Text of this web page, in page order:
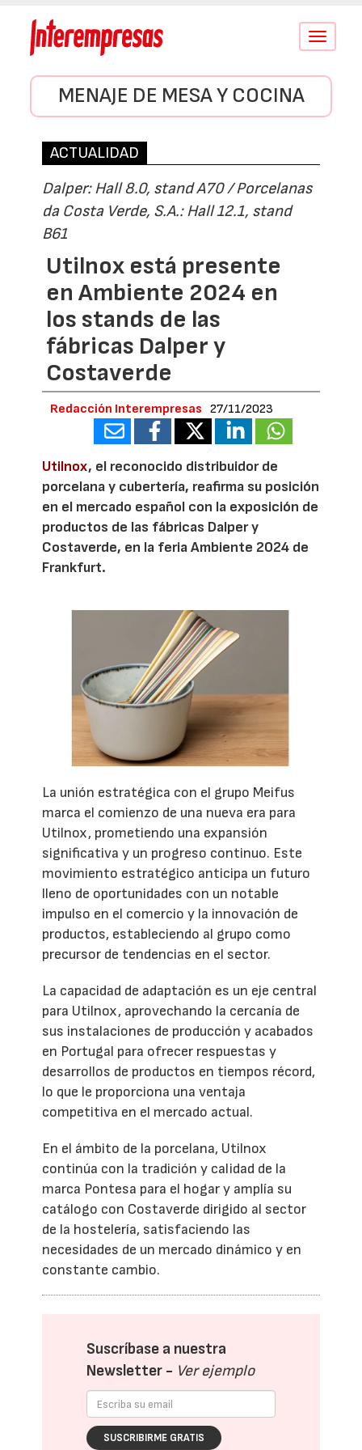
Conmutar
MENAJE DE MESA Y COCINA
ACTUALIDAD
Dalper: Hall 8.0, stand A70 / Porcelanas
da Costa Verde, S.A.: Hall 12.1, stand
B61
Utilnox está presente
en Ambiente 2024 en
los stands de las
fábricas Dalper y
Costaverde
Redacción Interempresas 27/11/2023
Utilnox, el reconocido distribuidor de
porcelana y cubertería, reafirma su posición
en el mercado español con la exposición de
productos de las fábricas Dalper y
Costaverde, en la feria Ambiente 2024 de
Frankfurt.
La unión estratégica con el grupo Meifus
marca el comienzo de una nueva era para
Utilnox, prometiendo una expansión
significativa y un progreso continuo. Este
movimiento estratégico anticipa un futuro
lleno de oportunidades con un notable
impulso en el comercio y la innovación de
productos, estableciendo al grupo como
precursor de tendencias en el sector.
La capacidad de adaptación es un eje central
para Utilnox, aprovechando la cercanía de
sus instalaciones de producción y acabados
en Portugal para ofrecer respuestas y
desarrollos de productos en tiempos récord,
lo que le proporciona una ventaja
competitiva en el mercado actual.
En el ámbito de la porcelana, Utilnox
continúa con la tradición y calidad de la
marca Pontesa para el hogar y amplía su
catálogo con Costaverde dirigido al sector
de la hostelería, satisfaciendo las
necesidades de un mercado dinámico y en
constante cambio.
Suscríbase a nuestra
Newsletter - Ver ejemplo
SUSCRIBIRME GRATIS